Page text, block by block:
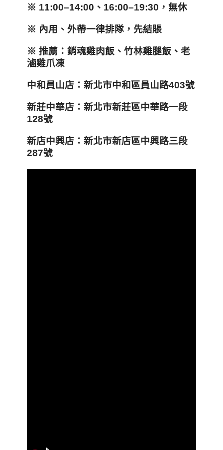
※ 11:00–14:00 、16:00–19:30 ， 無休
※ 內用 、 外帶一律排隊 ， 先結賬
※ 推薦：銷魂雞肉飯、竹林雞腿飯、老
滷雞爪凍
中和員山店：新北市中和區員山路403號
新莊中華店：新北市新莊區中華路一段
128號
新店中興店：新北市新店區中興路三段
287號